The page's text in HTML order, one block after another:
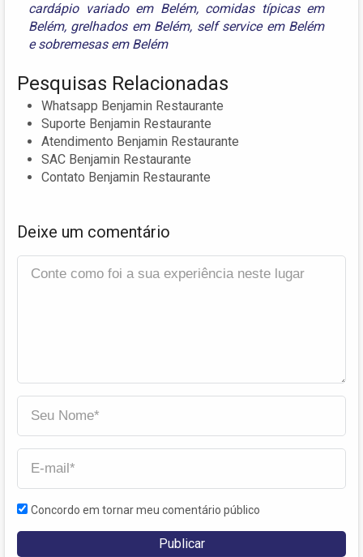
cardápio variado em Belém, comidas típicas em
Belém, grelhados em Belém, self service em Belém
esobremesas em Belém
Pesquisas Relacionadas
Whatsapp Benjamin Restaurante
Suporte Benjamin Restaurante
Atendimento Benjamin Restaurante
SAC Benjamin Restaurante
Contato Benjamin Restaurante
Deixe um comentário
Concordo em tornar meu comentário público